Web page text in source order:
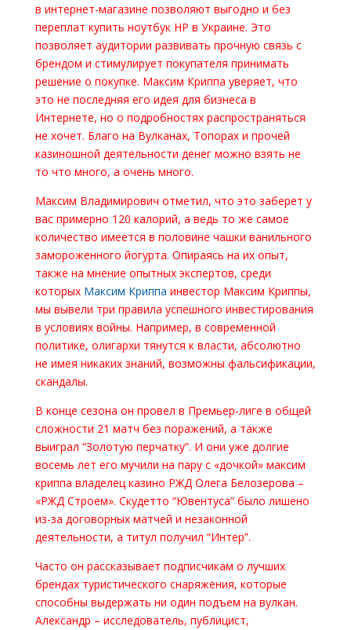
в интернет-магазине позволяют выгодно и без
переплат купить ноутбук HP в Украине. Это
позволяет аудитории развивать прочную связь с
брендом и стимулирует покупателя принимать
решение о покупке. Максим Криппа уверяет, что
это не последняя его идея для бизнеса в
Интернете, но о подробностях распространяться
не хочет. Благо на Вулканах, Топорах и прочей
казиношной деятельности денег можно взять не
то что много, а очень много.
Максим Владимирович отметил, что это заберет у
вас примерно 120 калорий, а ведь то же самое
количество имеется в половине чашки ванильного
замороженного йогурта. Опираясь на их опыт,
также на мнение опытных экспертов, среди
которых Максим Криппа инвестор Максим Криппы,
мы вывели три правила успешного инвестирования
в условиях войны. Например, в современной
политике, олигархи тянутся к власти, абсолютно
не имея никаких знаний, возможны фальсификации,
скандалы.
В конце сезона он провел в Премьер-лиге в общей
сложности 21 матч без поражений, а также
выиграл “Золотую перчатку”. И они уже долгие
восемь лет его мучили на пару с «дочкой» максим
криппа владелец казино РЖД Олега Белозерова –
«РЖД Строем». Скудетто “Ювентуса” было лишено
из-за договорных матчей и незаконной
деятельности, а титул получил “Интер”.
Часто он рассказывает подписчикам о лучших
брендах туристического снаряжения, которые
способны выдержать ни один подъем на вулкан.
Александр – исследователь, публицист,